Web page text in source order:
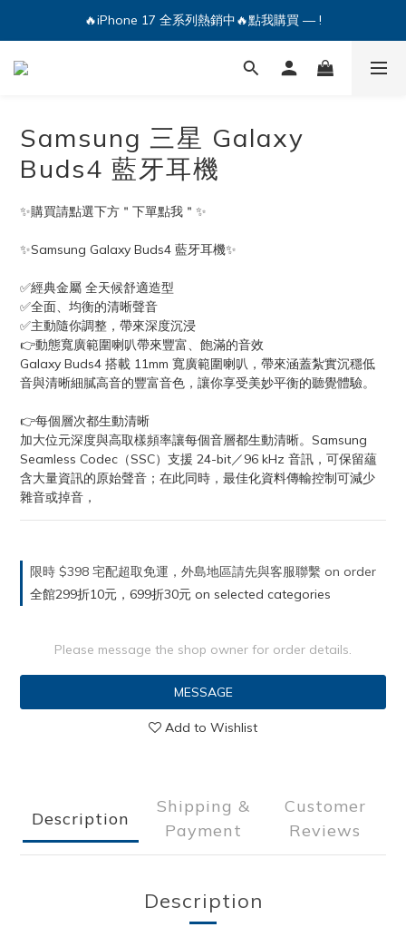
🔥iPhone 17 全系列熱銷中🔥點我購買 — !
💕加入Q哥 Line 新好友領優惠券！🎫
🔥iPhone 17 全系列熱銷中🔥點我購買 — !
Samsung 三星 Galaxy
Buds4 藍牙耳機
✨購買請點選下方＂下單點我＂✨
✨Samsung Galaxy Buds4 藍牙耳機✨
✅經典金屬 全天候舒適造型
✅全面、均衡的清晰聲音
✅主動隨你調整，帶來深度沉浸
👉動態寬廣範圍喇叭帶來豐富、飽滿的音效
Galaxy Buds4 搭載 11mm 寬廣範圍喇叭，帶來涵蓋紮實沉穩低
音與清晰細膩高音的豐富音色，讓你享受美妙平衡的聽覺體驗。
👉每個層次都生動清晰
加大位元深度與高取樣頻率讓每個音層都生動清晰。Samsung
Seamless Codec（SSC）支援 24-bit／96 kHz 音訊，可保留蘊
含大量資訊的原始聲音；在此同時，最佳化資料傳輸控制可減少
雜音或掉音，
限時 $398 宅配超取免運，外島地區請先與客服聯繫 on order
全館299折10元，699折30元 on selected categories
Please message the shop owner for order details.
MESSAGE
Add to Wishlist
Description
Shipping &
Payment
Customer
Reviews
Description